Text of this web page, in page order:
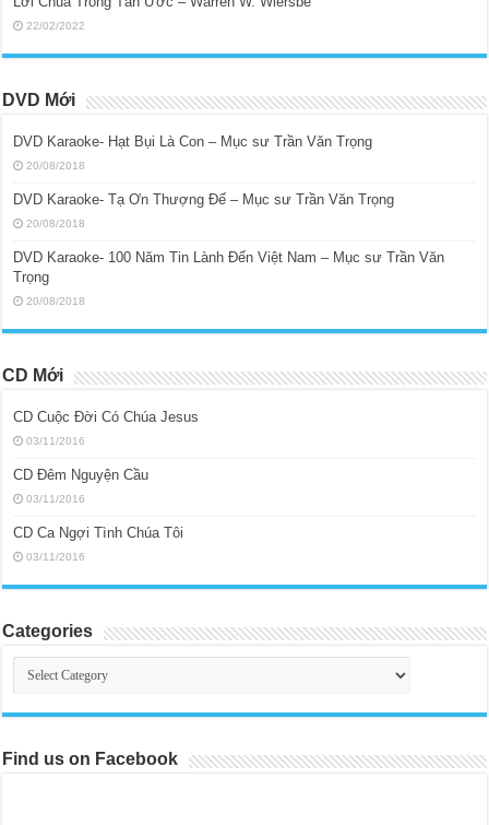
22/02/2022
DVD Mới
DVD Karaoke- Hạt Bụi Là Con – Mục sư Trần Văn Trọng
20/08/2018
DVD Karaoke- Tạ Ơn Thượng Đế – Mục sư Trần Văn Trọng
20/08/2018
DVD Karaoke- 100 Năm Tin Lành Đến Việt Nam – Mục sư Trần Văn
Trọng
20/08/2018
CD Mới
CD Cuộc Đời Có Chúa Jesus
03/11/2016
CD Đêm Nguyện Cầu
03/11/2016
CD Ca Ngợi Tình Chúa Tôi
03/11/2016
Categories
Categories
Find us on Facebook